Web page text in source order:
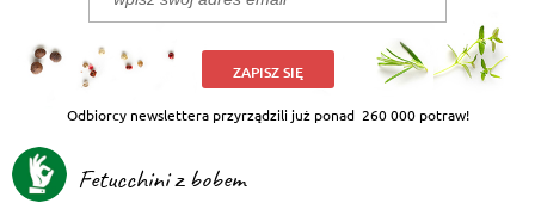
ZAPISZ SIĘ
Odbiorcy newslettera przyrządzili już ponad 260 000 potraw!
Fetucchini z bobem